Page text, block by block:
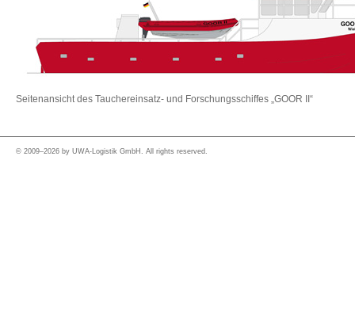
Seitenansicht des Tauchereinsatz- und Forschungsschiffes „GOOR II“
© 2009–2026 by UWA-Logistik GmbH. All rights reserved.